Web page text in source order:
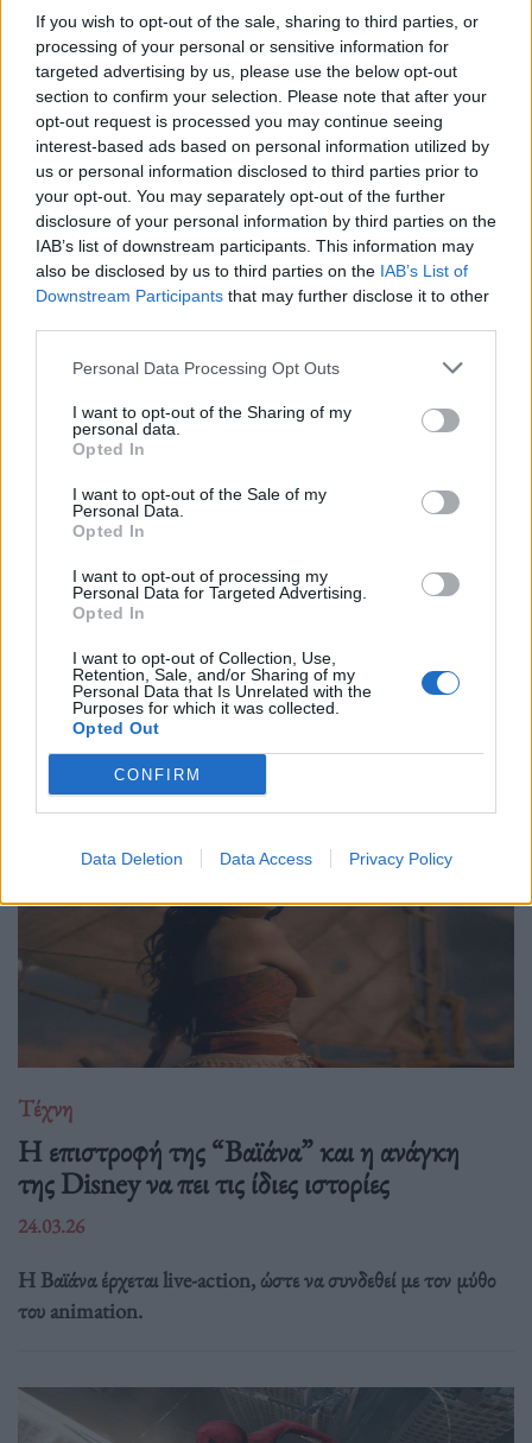
If you wish to opt-out of the sale, sharing to third parties, or
processing of your personal or sensitive information for
targeted advertising by us, please use the below opt-out
section to confirm your selection. Please note that after your
opt-out request is processed you may continue seeing
interest-based ads based on personal information utilized by
us or personal information disclosed to third parties prior to
your opt-out. You may separately opt-out of the further
disclosure of your personal information by third parties on the
IAB’s list of downstream participants. This information may
also be disclosed by us to third parties on the IAB’s List of
Downstream Participants that may further disclose it to other
Personal Data Processing Opt Outs
I want to opt-out of the Sharing of my
personal data.
Opted In
I want to opt-out of the Sale of my
Personal Data.
Opted In
I want to opt-out of processing my
Personal Data for Targeted Advertising.
Opted In
I want to opt-out of Collection, Use,
Retention, Sale, and/or Sharing of my
Personal Data that Is Unrelated with the
Purposes for which it was collected.
Opted Out
CONFIRM
Data Deletion Data Access Privacy Policy
07.07.26
Το "Don’t Look Back in Anger" καταγράφει την επανένωση
των Oasis και την sold-out περιοδεία “Oasis Live
Philip Glass: Παγκόσμια γιορτή για τα 90ά
γενέθλιά του με πρεμιέρα της “Συμφωνίας
Νο. 15: Lincoln”
29.05.26
Ο Philip Glass θα γιορτάσει τα 90ά του γενέθλια στις 31
Ιανουαρίου 2027 με μια πολυετή, διεθνή σειρά εκδηλώσεων
που κορυφώνεται με την παγκόσμια πρεμιέρα της "Συμφωνίας
Νο. 15: Lincoln" και επετειακά
Τέχνη
Η επιστροφή της “Βαϊάνα” και η ανάγκη
της Disney να πει τις ίδιες ιστορίες
24.03.26
Η Βαϊάνα έρχεται live-action, ώστε να συνδεθεί με τον μύθο
του animation.